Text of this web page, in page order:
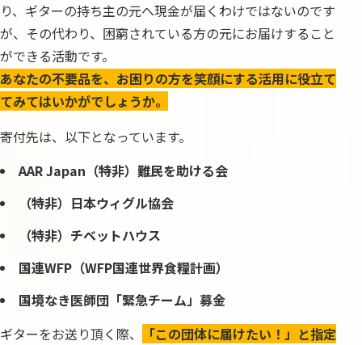
り、ギターの持ち主の元へ現金が届くわけではないのです
が、その代わり、困窮されている方の元にお届けすること
ができる活動です。
あなたの不要品を、お困りの方を笑顔にする活用に役立て
てみてはいかがでしょうか。
寄付先は、以下となっています。
AAR Japan（特非）難民を助ける会
（特非）日本ウィグル協会
（特非）チベットハウス
国連WFP（WFP国連世界食糧計画）
国境なき医師団「緊急チーム」募金
ギターをお送り頂く際、
「この団体に届けたい！」と指定